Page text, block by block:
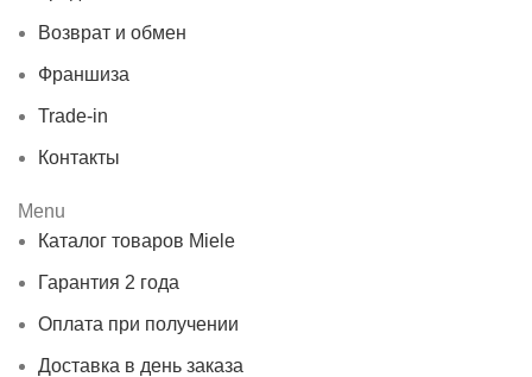
Возврат и обмен
Франшиза
Trade-in
Контакты
Menu
Каталог товаров Miele
Гарантия 2 года
Оплата при получении
Доставка в день заказа